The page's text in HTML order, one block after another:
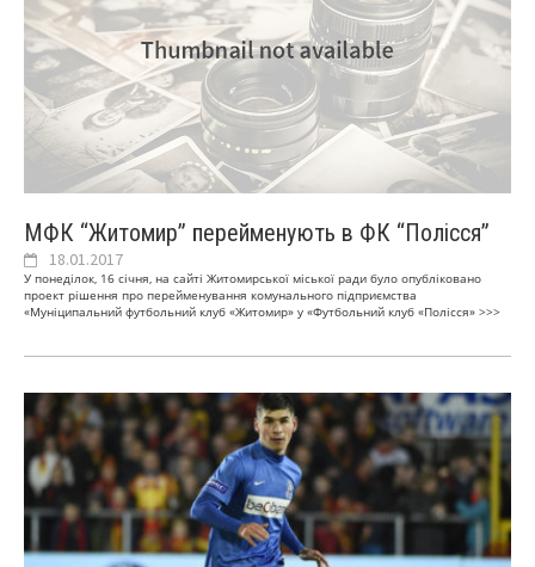
МФК “Житомир” перейменують в ФК “Полісся”
18.01.2017
У понеділок, 16 січня, на сайті Житомирської міської ради було опубліковано
проект рішення про перейменування комунального підприємства
«Муніципальний футбольний клуб «Житомир» у «Футбольний клуб «Полісся» >>>